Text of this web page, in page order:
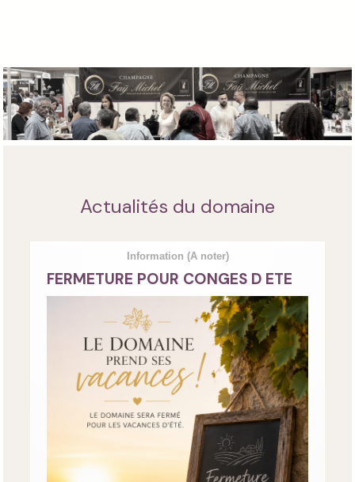
Actualités du domaine
Information (A noter)
FERMETURE POUR CONGES D ETE